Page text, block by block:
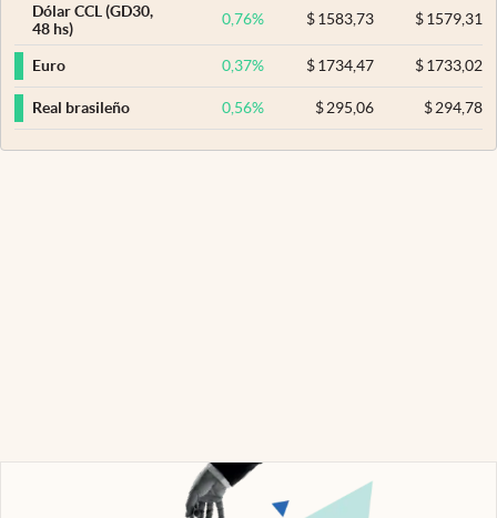
Dólar CCL (GD30,
48 hs)
0,76% $ 1583,73 $1579,31
Euro 0,37% $ 1734,47 $1733,02
Real brasileño 0,56% $ 295,06 $294,78